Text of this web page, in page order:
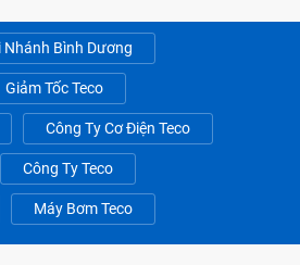
Nhánh Bình Dương
Giảm Tốc Teco
Công Ty Cơ Điện Teco
Công Ty Teco
Máy Bơm Teco